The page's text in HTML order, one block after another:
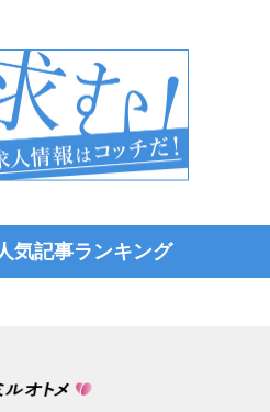
気記事ランキング